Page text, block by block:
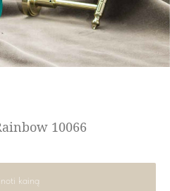
10066
kainą